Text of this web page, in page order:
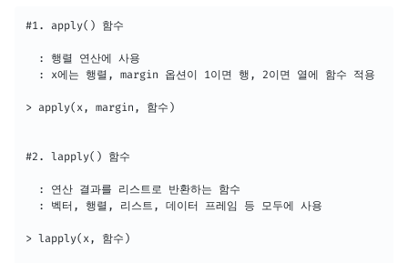
#1. apply() 함수
  : 행렬 연산에 사용
  : x에는 행렬, margin 옵션이 1이면 행, 2이면 열에 함수 적용
> apply(x, margin, 함수)
#2. lapply() 함수
  : 연산 결과를 리스트로 반환하는 함수
  : 벡터, 행렬, 리스트, 데이터 프레임 등 모두에 사용
> lapply(x, 함수)